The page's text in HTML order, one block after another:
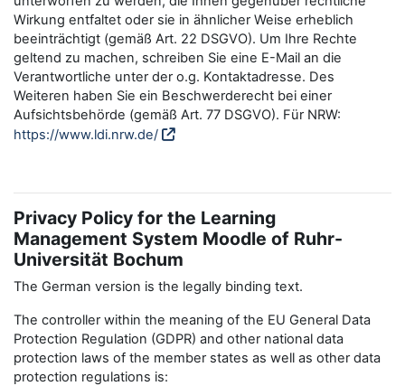
Wirkung entfaltet oder sie in ähnlicher Weise erheblich
beeinträchtigt (gemäß Art. 22 DSGVO). Um Ihre Rechte
geltend zu machen, schreiben Sie eine E-Mail an die
Verantwortliche unter der o.g. Kontaktadresse. Des
Weiteren haben Sie ein Beschwerderecht bei einer
Aufsichtsbehörde (gemäß Art. 77 DSGVO). Für NRW:
https://www.ldi.nrw.de/
Privacy Policy for the Learning
Management System Moodle of Ruhr-
Universität Bochum
The German version is the legally binding text.
The controller within the meaning of the EU General Data
Protection Regulation (GDPR) and other national data
protection laws of the member states as well as other data
protection regulations is: